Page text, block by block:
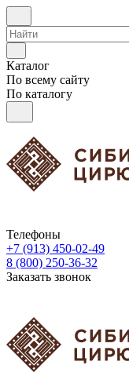
Каталог
По всему сайту
По каталогу
Телефоны
+7 (913) 450-02-49
8 (800) 250-36-32
Заказать звонок